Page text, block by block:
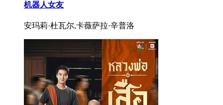
机器人女友
安玛莉·杜瓦尔,卡薇萨拉·辛普洛